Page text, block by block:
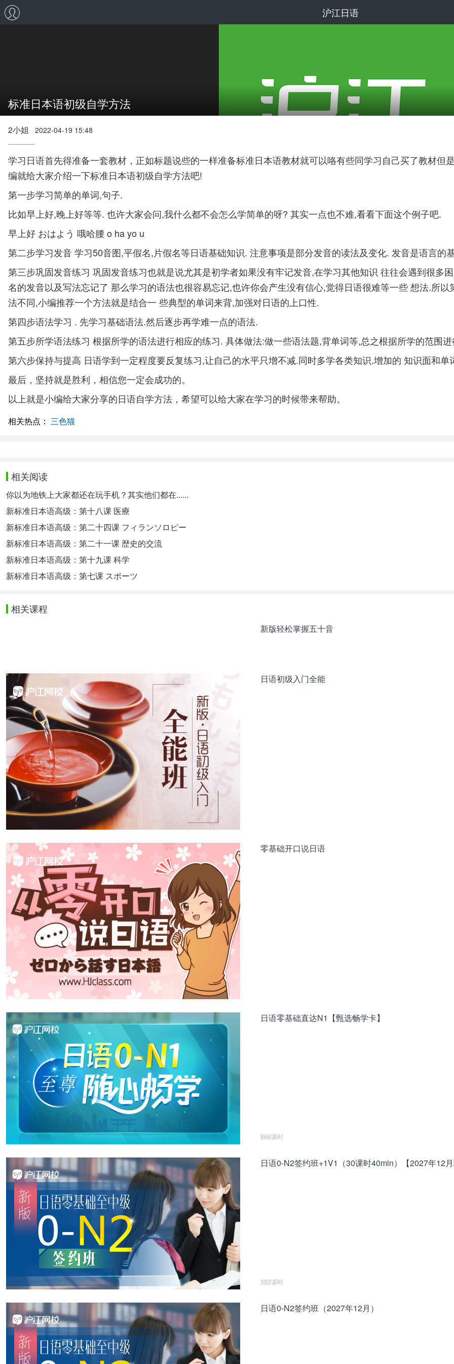
沪江日语
标准日本语初级自学方法
2小姐 2022-04-19 15:48
学习日语首先得准备一套教材，正如标题说些的一样准备标准日本语教材就可以咯有些同学习自己买了教材但
编就给大家介绍一下标准日本语初级自学方法吧!
第一步学习简单的单词,句子.
比如早上好,晚上好等等. 也许大家会问,我什么都不会怎么学简单的呀? 其实一点也不难,看看下面这个例子吧.
早上好 おはよう 哦哈腰 o ha yo u
第二步学习发音 学习50音图,平假名,片假名等日语基础知识. 注意事项是部分发音的读法及变化. 发音是语言的
第三步巩固发音练习 巩固发音练习也就是说尤其是初学者如果没有牢记发音,在学习其他知识 往往会遇到很多
名的发音以及写法忘记了 那么学习的语法也很容易忘记,也许你会产生没有信心,觉得日语很难等一些 想法.所
法不同,小编推荐一个方法就是结合一 些典型的单词来背,加强对日语的上口性.
第四步语法学习 . 先学习基础语法.然后逐步再学难一点的语法.
第五步所学语法练习 根据所学的语法进行相应的练习. 具体做法:做一些语法题,背单词等,总之根据所学的范围
第六步保持与提高 日语学到一定程度要反复练习,让自己的水平只增不减.同时多学各类知识.增加的 知识面和单
最后，坚持就是胜利，相信您一定会成功的。
以上就是小编给大家分享的日语自学方法，希望可以给大家在学习的时候带来帮助。
相关热点： 三色猫
相关阅读
你以为地铁上大家都还在玩手机？其实他们都在......
新标准日本语高级：第十八课 医療
新标准日本语高级：第二十四课 フィランソロピー
新标准日本语高级：第二十一课 歴史的交流
新标准日本语高级：第十九课 科学
新标准日本语高级：第七课 スポーツ
相关课程
新版轻松掌握五十音
日语初级入门全能
零基础开口说日语
日语零基础直达N1【甄选畅学卡】
866课时
日语0-N2签约班+1V1（30课时40min）【2027年12
392课时
日语0-N2签约班（2027年12月）